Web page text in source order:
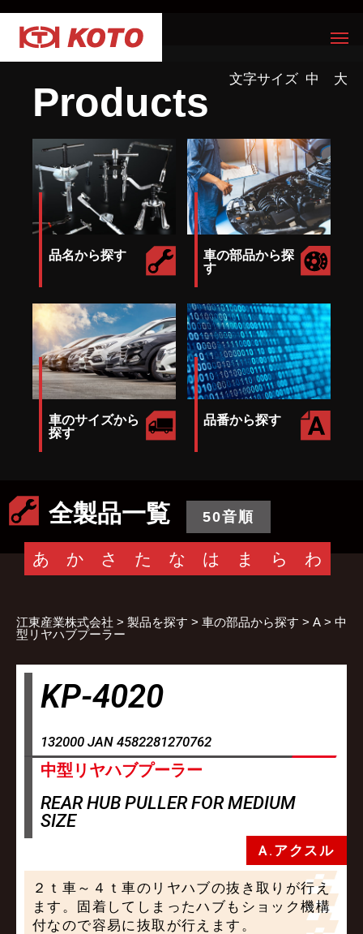
文字サイズ 中 大
Products
品名から探す
車の部品から探
す
車のサイズから
探す
品番から探す
全製品一覧 50音順
あ か さ た な は ま ら わ
江東産業株式会社 > 製品を探す > 車の部品から探す > A > 中
型リヤハブプーラー
KP-4020
132000 JAN 4582281270762
中型リヤハブプーラー
REAR HUB PULLER FOR MEDIUM
SIZE
A.アクスル
２ｔ車～４ｔ車のリヤハブの抜き取りが行え
ます。固着してしまったハブもショック機構
付なので容易に抜取が行えます。